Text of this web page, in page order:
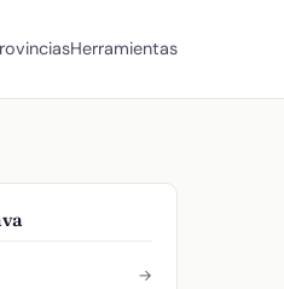
Herramientas
→